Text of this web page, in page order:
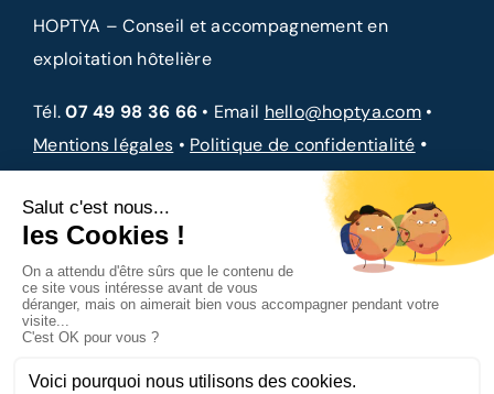
HOPTYA – Conseil et accompagnement en
exploitation hôtelière
hello@hoptya.com
Mentions légales
Politique de confidentialité
CGV
Site Officiel, une création HOPTYA SAS • Tous droits réservés
© Copyright 2024 • Conseil et accompagnement sur mesure
au service de votre hôtel à Paris, Montpellier, Marseille &
partout ailleurs en France • Accompagnement éclairé et